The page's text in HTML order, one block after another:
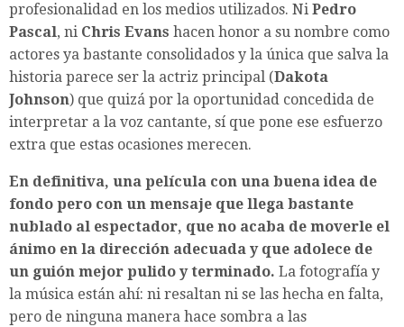
profesionalidad en los medios utilizados. Ni Pedro
Pascal, ni Chris Evans hacen honor a su nombre como
actores ya bastante consolidados y la única que salva la
historia parece ser la actriz principal (Dakota
Johnson) que quizá por la oportunidad concedida de
interpretar a la voz cantante, sí que pone ese esfuerzo
extra que estas ocasiones merecen.
En definitiva, una película con una buena idea de
fondo pero con un mensaje que llega bastante
nublado al espectador, que no acaba de moverle el
ánimo en la dirección adecuada y que adolece de
un guión mejor pulido y terminado. La fotografía y
la música están ahí: ni resaltan ni se las hecha en falta,
pero de ninguna manera hace sombra a las